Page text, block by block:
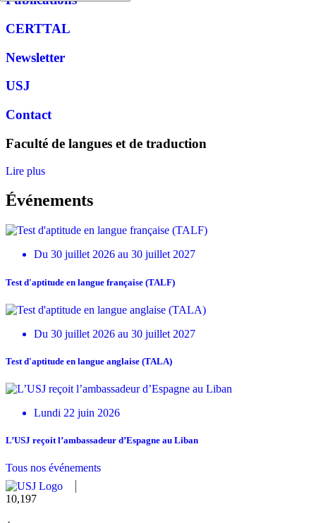
CERTTAL
Newsletter
USJ
Contact
Faculté de langues et de traduction
Lire plus
Événements
Du 30 juillet 2026 au 30 juillet 2027
Test d'aptitude en langue française (TALF)
Du 30 juillet 2026 au 30 juillet 2027
Test d'aptitude en langue anglaise (TALA)
Lundi 22 juin 2026
L’USJ reçoit l’ambassadeur d’Espagne au Liban
Tous nos événements
10,815